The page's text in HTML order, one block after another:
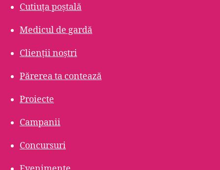
Cutiuța poștală
Medicul de gardă
Clienții noștri
Părerea ta contează
Proiecte
Campanii
Concursuri